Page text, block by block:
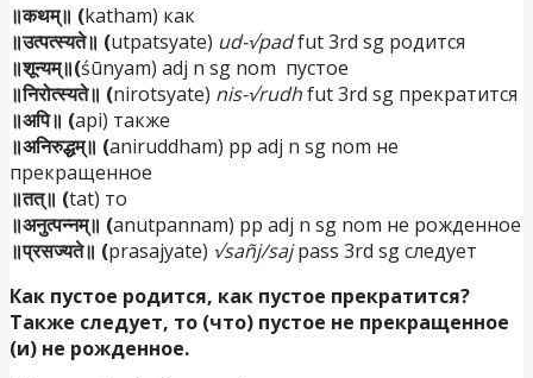
॥कथम्॥ (katham) как
॥उत्पत्स्यते॥ (utpatsyate) ud-√padfut 3rd sg родится
॥शून्यम्॥(śūnyam) adj n sg nom пустое
॥निरोत्स्यते॥ (nirotsyate) nis-√rudhfut 3rd sg прекратится
॥अपि॥ (api) также
॥अनिरुद्धम्॥ (aniruddham) pp adj n sg nom не
прекращенное
॥तत्॥ (tat) то
॥अनुत्पन्नम्॥ (anutpannam) pp adj n sg nom не рожденное
॥प्रसज्यते॥ (prasajyate) √sañj/sajpass 3rd sg следует
Как пустое родится, как пустое прекратится?
Также следует, то (что) пустое не прекращенное
(и) не рожденное.